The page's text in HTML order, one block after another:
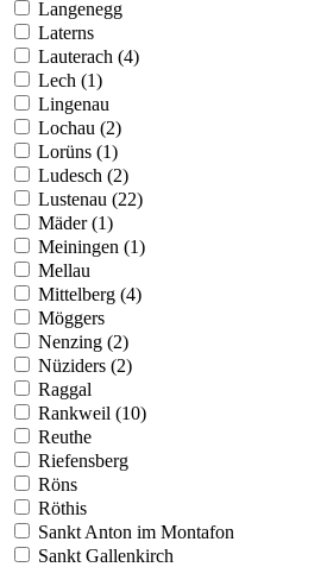
Langenegg
Laterns
Lauterach (4)
Lech (1)
Lingenau
Lochau (2)
Lorüns (1)
Ludesch (2)
Lustenau (22)
Mäder (1)
Meiningen (1)
Mellau
Mittelberg (4)
Möggers
Nenzing (2)
Nüziders (2)
Raggal
Rankweil (10)
Reuthe
Riefensberg
Röns
Röthis
Sankt Anton im Montafon
Sankt Gallenkirch